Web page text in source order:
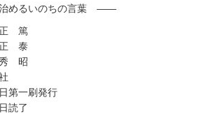
めるいのちの言葉 ——
篤
泰
昭
第一刷発行
読了